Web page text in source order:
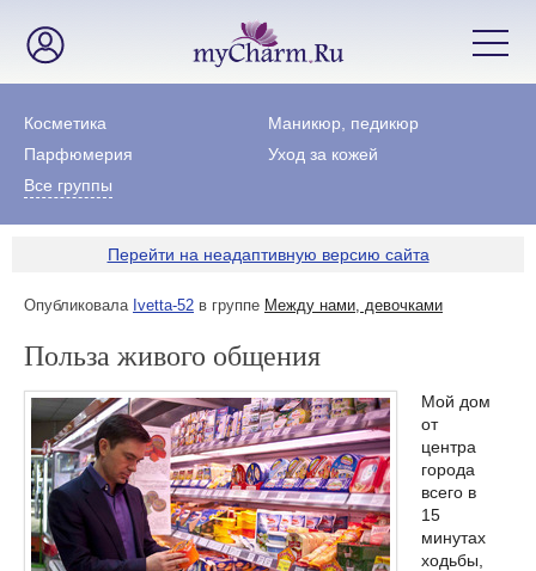
Косметика
Маникюр, педикюр
Парфюмерия
Уход за кожей
Все группы
Перейти на неадаптивную версию сайта
Опубликовала Ivetta-52 в группе Между нами, девочками
Польза живого общения
Мой дом
от
центра
города
всего в
15
минутах
ходьбы,